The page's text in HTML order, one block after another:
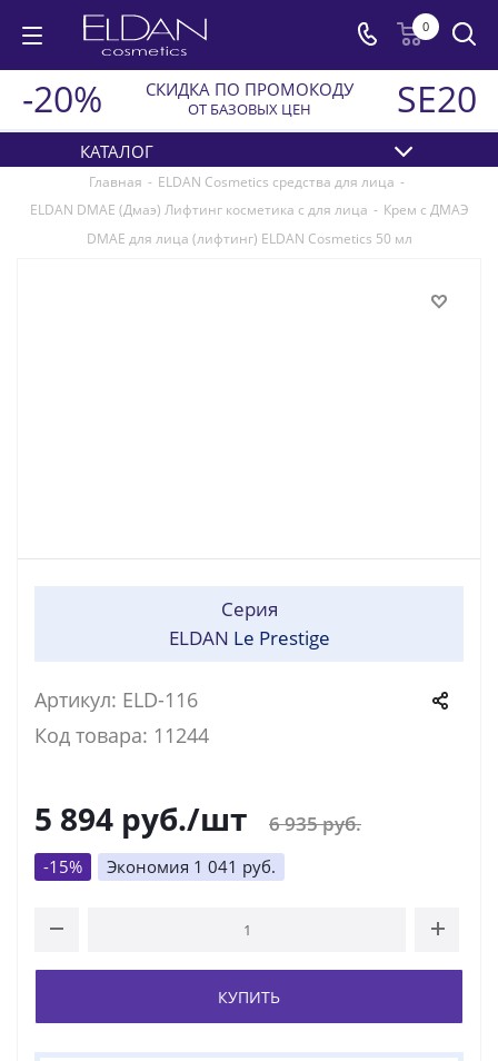
0
-20% СКИДКА ПО ПРОМОКОДУ
ОТ БАЗОВЫХ ЦЕН SE20
КАТАЛОГ
Главная - ELDAN Cosmetics средства для лица -
ELDAN DMAE (Дмаэ) Лифтинг косметика с для лица - Крем с ДМАЭ
DMAE для лица (лифтинг) ELDAN Cosmetics 50 мл
Артикул: ELD-116
Код товара: 11244
Серия
ELDAN Le Prestige
5 894 руб./шт 6 935руб.
-15% Экономия 1 041 руб.
КУПИТЬ